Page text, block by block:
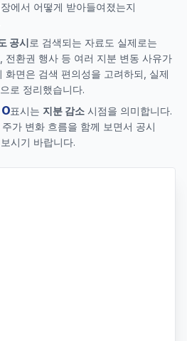
에서 어떻게 받아들여졌는지
공시로 검색되는 자료도 실제로는
전환권 행사 등 여러 지분 변동 사유가
화면은 검색 편의성을 고려하되, 실제
로 정리했습니다.
O표시는 지분 감소 시점을 의미합니다.
가 변화 흐름을 함께 보면서 공시
시기 바랍니다.